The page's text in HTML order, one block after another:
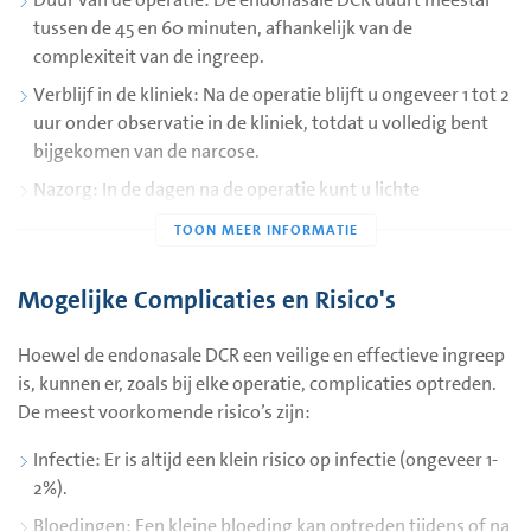
kunnen de herstelperiode en de bijbehorende ongemakken
korter zijn, met minder zwelling en blauwe plekken dan bij
de klassieke methode.
tussen de 45 en 60 minuten, afhankelijk van de
complexiteit van de ingreep.
Verblijf in de kliniek: Na de operatie blijft u ongeveer 1 tot 2
uur onder observatie in de kliniek, totdat u volledig bent
bijgekomen van de narcose.
Nazorg: In de dagen na de operatie kunt u lichte
te verminderen.
Stentverwijdering: De siliconenstent wordt meestal na 3
maanden verwijderd tijdens een poliklinische afspraak. Dit
is pijnloos en duurt slechts enkele minuten.
duren. U kunt na 1-2 dagen weer lichte activiteiten
oppakken, maar zware lichamelijke inspanning wordt
aanbevolen te vermijden voor de eerste paar weken.
Mogelijke Complicaties en Risico's
Hoewel de endonasale DCR een veilige en effectieve ingreep
is, kunnen er, zoals bij elke operatie, complicaties optreden.
De meest voorkomende risico’s zijn:
Infectie: Er is altijd een klein risico op infectie (ongeveer 1-
2%).
Bloedingen: Een kleine bloeding kan optreden tijdens of na